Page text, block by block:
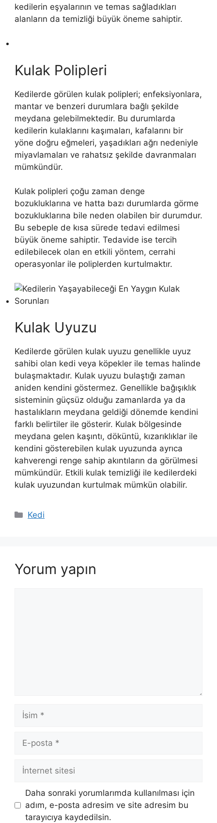
kedilerin eşyalarının ve temas sağladıkları
alanların da temizliği büyük öneme sahiptir.
Kulak Polipleri
Kedilerde görülen kulak polipleri; enfeksiyonlara,
mantar ve benzeri durumlara bağlı şekilde
meydana gelebilmektedir. Bu durumlarda
kedilerin kulaklarını kaşımaları, kafalarını bir
yöne doğru eğmeleri, yaşadıkları ağrı nedeniyle
miyavlamaları ve rahatsız şekilde davranmaları
mümkündür.
Kulak polipleri çoğu zaman denge
bozukluklarına ve hatta bazı durumlarda görme
bozukluklarına bile neden olabilen bir durumdur.
Bu sebeple de kısa sürede tedavi edilmesi
büyük öneme sahiptir. Tedavide ise tercih
edilebilecek olan en etkili yöntem, cerrahi
operasyonlar ile poliplerden kurtulmaktır.
Kulak Uyuzu
Kedilerde görülen kulak uyuzu genellikle uyuz
sahibi olan kedi veya köpekler ile temas halinde
bulaşmaktadır. Kulak uyuzu bulaştığı zaman
aniden kendini göstermez. Genellikle bağışıklık
sisteminin güçsüz olduğu zamanlarda ya da
hastalıkların meydana geldiği dönemde kendini
farklı belirtiler ile gösterir. Kulak bölgesinde
meydana gelen kaşıntı, döküntü, kızarıklıklar ile
kendini gösterebilen kulak uyuzunda ayrıca
kahverengi renge sahip akıntıların da görülmesi
mümkündür. Etkili kulak temizliği ile kedilerdeki
kulak uyuzundan kurtulmak mümkün olabilir.
Kategoriler
Kedi
Yorum yapın
İsim
posta
İnternet
Daha sonraki yorumlarımda kullanılması için
adım, e-posta adresim ve site adresim bu
tarayıcıya kaydedilsin.